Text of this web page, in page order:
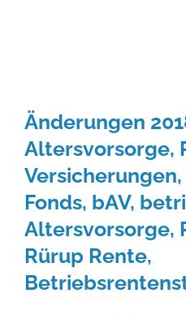
Änderungen
Altersvorsorge,
Fonds, bAV,
Altersvorsorge,
Rürup Rente,